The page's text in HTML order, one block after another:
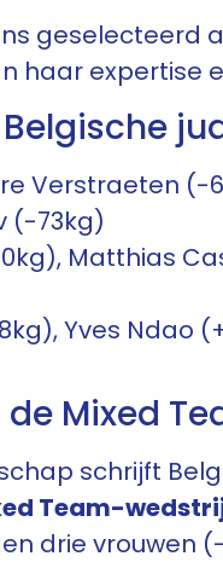
geselecteerd
haar expertise
Verstraeten (-
(-73kg)
Matthias
Yves Ndao
Mixed
schrijft
Team-
drie vrouwen